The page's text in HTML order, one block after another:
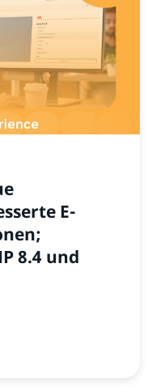
E-
8.4 und